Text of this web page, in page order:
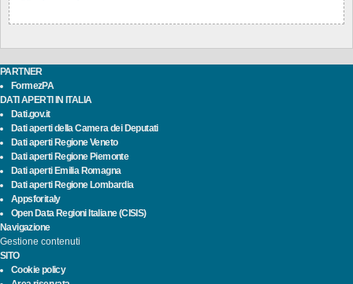
PARTNER
FormezPA
DATI APERTI IN ITALIA
Dati.gov.it
Dati aperti della Camera dei Deputati
Dati aperti Regione Veneto
Dati aperti Regione Piemonte
Dati aperti Emilia Romagna
Dati aperti Regione Lombardia
Appsforitaly
Open Data Regioni Italiane (CISIS)
Navigazione
Gestione contenuti
SITO
Cookie policy